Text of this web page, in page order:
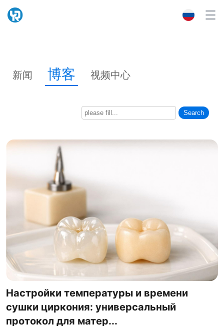
新闻 博客 视频中心
Search
Настройки температуры и времени
сушки циркония: универсальный
протокол для матер...